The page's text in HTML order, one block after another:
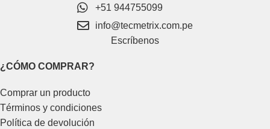
+51 944755099
info@tecmetrix.com.pe
Escríbenos
¿CÓMO COMPRAR?
Comprar un producto
Términos y condiciones
Política de devolución